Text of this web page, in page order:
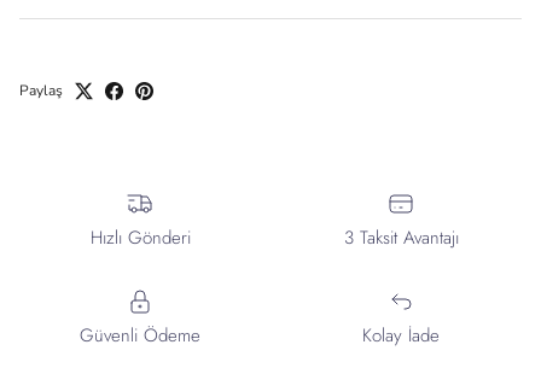
Paylaş
Hızlı Gönderi 3 Taksit Avantajı
Güvenli Ödeme Kolay İade